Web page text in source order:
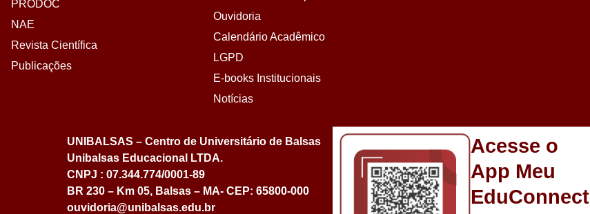
PRODOC
NAE
Revista Científica
Publicações
Ouvidoria
Calendário Acadêmico
LGPD
E-books Institucionais
Notícias
UNIBALSAS – Centro de Universitário de Balsas
Unibalsas Educacional LTDA.
CNPJ : 07.344.774/0001-89
BR 230 – Km 05, Balsas – MA- CEP: 65800-000
ouvidoria@unibalsas.edu.br
Acesse o
App Meu
EduConnect